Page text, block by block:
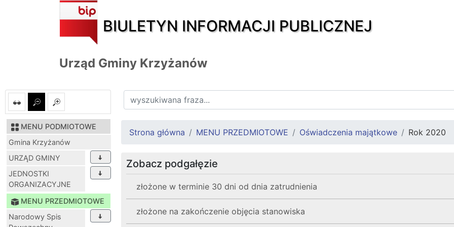
BIULETYN INFORMACJI PUBLICZNEJ
Urząd Gminy Krzyżanów
MENU PODMIOTOWE
Gmina Krzyżanów
URZĄD GMINY
JEDNOSTKI
ORGANIZACYJNE
MENU PRZEDMIOTOWE
Narodowy Spis
Strona główna MENU PRZEDMIOTOWE Oświadczenia majątkowe Rok 2020
Zobacz podgałęzie
złożone w terminie 30 dni od dnia zatrudnienia
złożone na zakończenie objęcia stanowiska